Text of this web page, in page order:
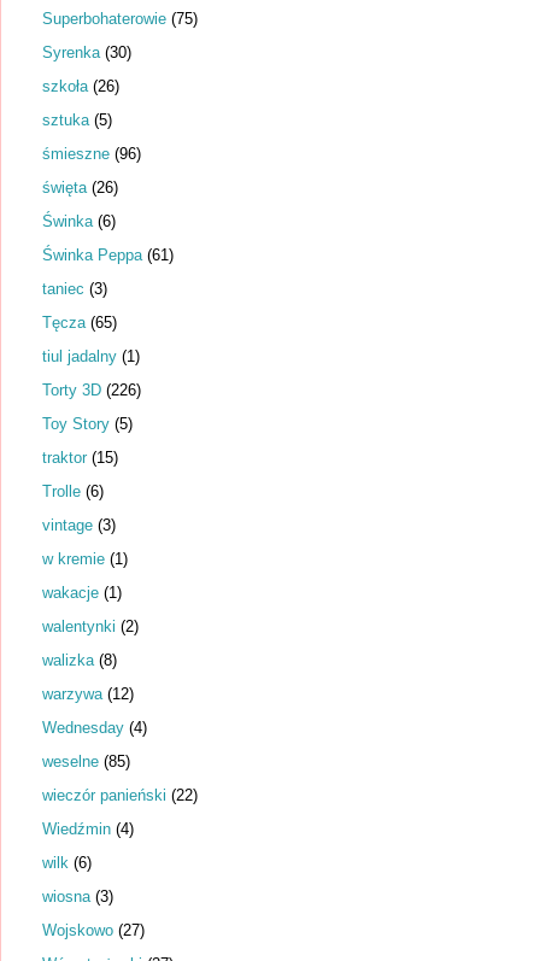
Superbohaterowie (75)
Syrenka (30)
szkoła (26)
sztuka (5)
śmieszne (96)
święta (26)
Świnka (6)
Świnka Peppa (61)
taniec (3)
Tęcza (65)
tiul jadalny (1)
Torty 3D (226)
Toy Story (5)
traktor (15)
Trolle (6)
vintage (3)
w kremie (1)
wakacje (1)
walentynki (2)
walizka (8)
warzywa (12)
Wednesday (4)
weselne (85)
wieczór panieński (22)
Wiedźmin (4)
wilk (6)
wiosna (3)
Wojskowo (27)